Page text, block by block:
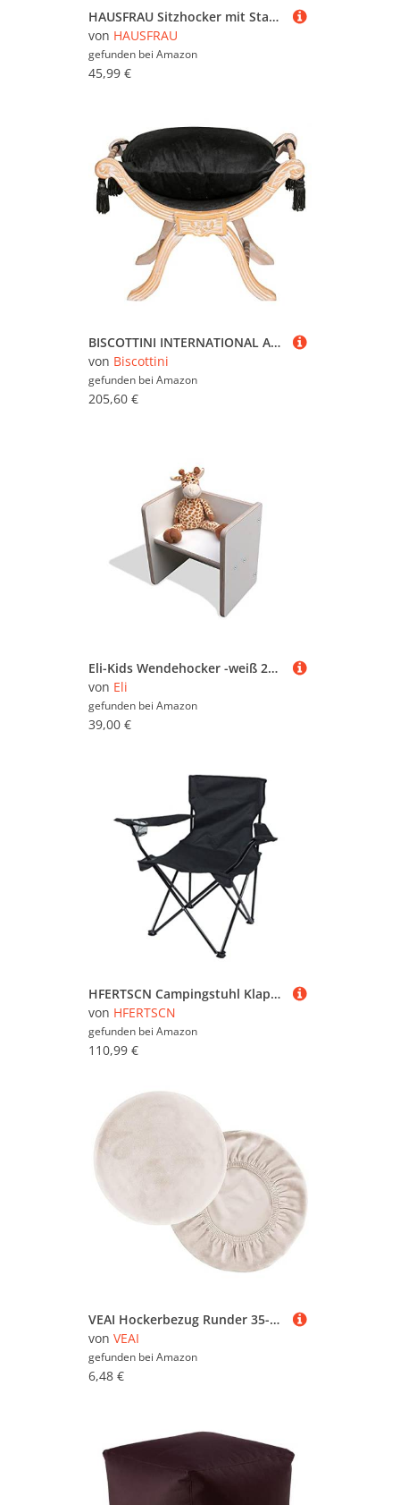
HAUSFRAU Sitzhocker mit Stauraum Sitzbank Hocker klappbar Aufbewahrungsbox, bis 300 kg belastbar, Fußbank für Wohnzimmer Schlafzimmer Flur, 110x38x38 cm, Leinen Braun
von HAUSFRAU
gefunden bei Amazon
45,99 €
BISCOTTINI INTERNATIONAL ART TRADING Plätzchen Sitzhocker Fußhocker Sofa 76 x 48 x 56 cm | Elegante Schlafzimmerbank aus Stoff im französischen Stil
von Biscottini
gefunden bei Amazon
205,60 €
Eli-Kids Wendehocker -weiß 2mount 2. Wahl Montessori Stuhl Kinderbank Kindersitzbank Sitzhocker aus Meisterhand
von Eli
gefunden bei Amazon
39,00 €
HFERTSCN Campingstuhl Klappstuhl Tragbarer Stuhl Strandstuhl Lazy Lounge Stuhl Campingausrüstung Klappernfischer Sitzhocker mit Armlehnen und Tassenhalter CA FANDIAO
von HFERTSCN
gefunden bei Amazon
110,99 €
VEAI Hockerbezug Runder 35-40/30-35cm Barhockerbezug Sitzhocker Bezug Stretch Hocker Rund Bezug Runder Stuhlbezug Protector Waschbarer Runder Drehbarer Hocker Schonbezug (Color : 26#, Size : 30-35cm)
von VEAI
gefunden bei Amazon
6,48 €